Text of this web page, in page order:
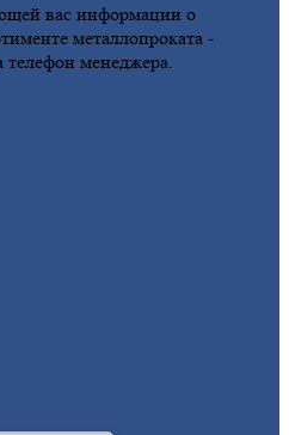
вас информации о
металлопроката -
менеджера.